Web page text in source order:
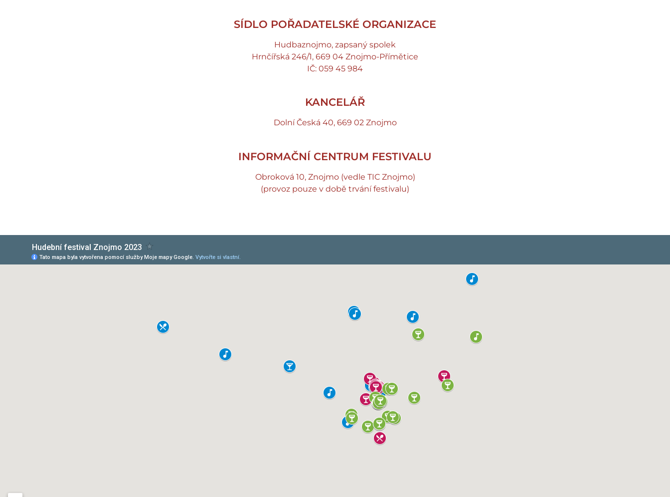
SÍDLO POŘADATELSKÉ ORGANIZACE
Hudbaznojmo, zapsaný spolek
Hrnčířská 246/1, 669 04 Znojmo-Přímětice
IČ: 059 45 984
KANCELÁŘ
Dolní Česká 40, 669 02 Znojmo
INFORMAČNÍ CENTRUM FESTIVALU
Obroková 10, Znojmo (vedle TIC Znojmo)
(provoz pouze v době trvání festivalu)